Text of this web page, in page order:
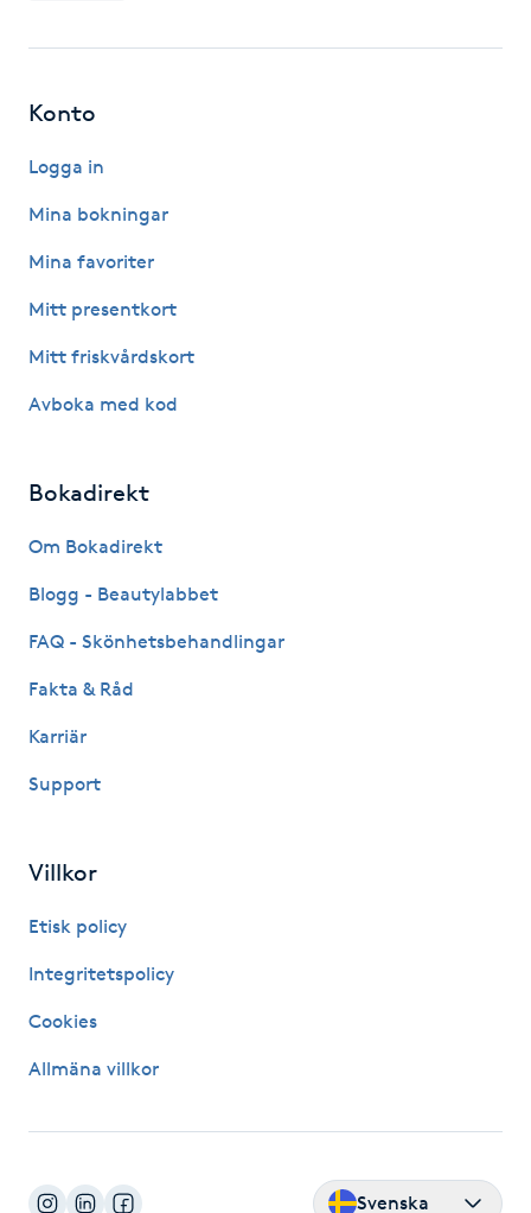
Hot Stone Massage
Huduppstramning
Hyaluronsyra
Hårborttagning
Hälsprickor
IPL
Konto
Logga in
Mina bokningar
Mina favoriter
Mitt presentkort
Mitt friskvårdskort
Avboka med kod
Bokadirekt
Om Bokadirekt
Blogg - Beautylabbet
FAQ - Skönhetsbehandlingar
Fakta & Råd
Karriär
Support
Villkor
Etisk policy
Integritetspolicy
Cookies
Allmäna villkor
Svenska